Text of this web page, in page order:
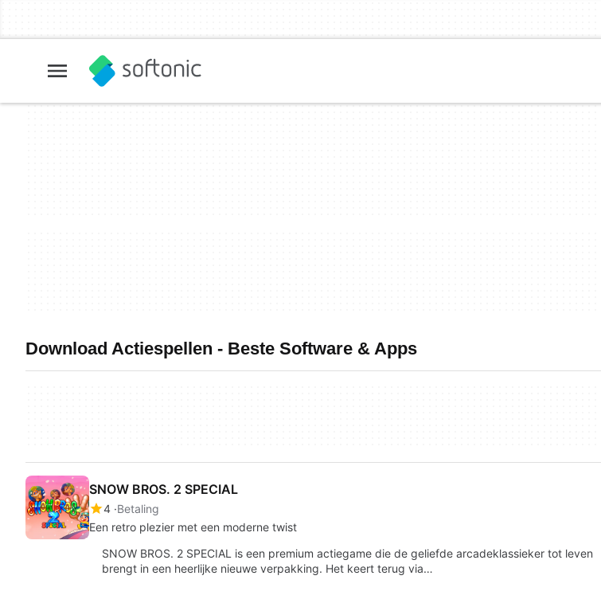
Download Actiespellen - Beste Software & Apps
SNOW BROS. 2 SPECIAL
4 Betaling
Een retro plezier met een moderne twist
SNOW BROS. 2 SPECIAL is een premium actiegame die de geliefde arcadeklassieker tot leven
brengt in een heerlijke nieuwe verpakking. Het keert terug via…